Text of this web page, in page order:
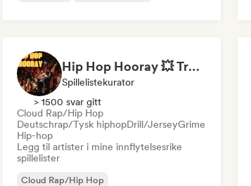
Hip Hop Hooray 💥 Trap, Hype & Party Rap Bangers
Spillelistekurator
> 1500 svar gitt
Cloud Rap/Hip Hop
Deutschrap/Tysk hiphopDrill/JerseyGrime
Hip-hop
Legg til artister i mine innflytelsesrike
spillelister
Cloud Rap/Hip Hop